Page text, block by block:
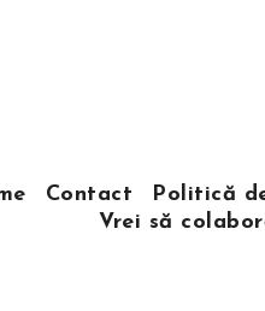
Contact Politică
Vrei să